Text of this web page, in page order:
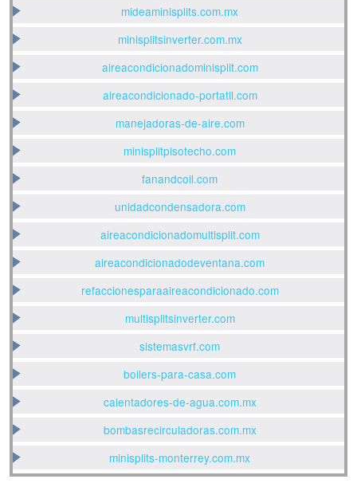
mideaminisplits.com.mx
minisplitsinverter.com.mx
aireacondicionadominisplit.com
aireacondicionado-portatil.com
manejadoras-de-aire.com
minisplitpisotecho.com
fanandcoil.com
unidadcondensadora.com
aireacondicionadomultisplit.com
aireacondicionadodeventana.com
refaccionesparaaireacondicionado.com
multisplitsinverter.com
sistemasvrf.com
boilers-para-casa.com
calentadores-de-agua.com.mx
bombasrecirculadoras.com.mx
minisplits-monterrey.com.mx